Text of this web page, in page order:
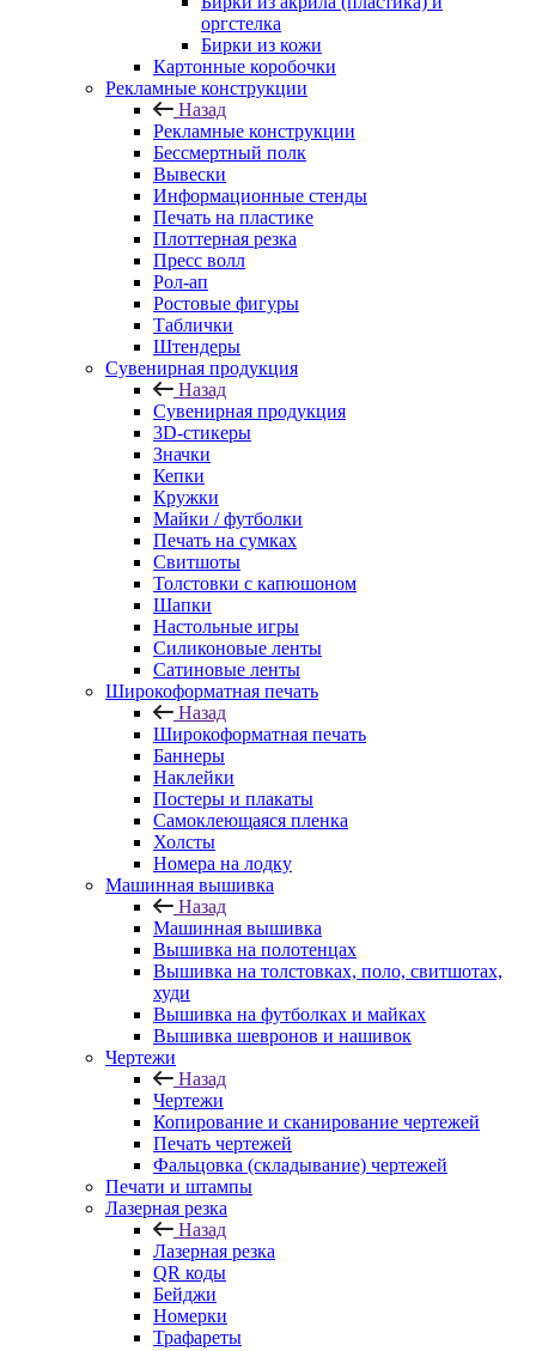
оргстелка
Бирки из кожи
Картонные коробочки
Рекламные конструкции
Назад
Рекламные конструкции
Бессмертный полк
Вывески
Информационные стенды
Печать на пластике
Плоттерная резка
Пресс волл
Рол-ап
Ростовые фигуры
Таблички
Штендеры
Сувенирная продукция
Назад
Сувенирная продукция
3D-стикеры
Значки
Кепки
Кружки
Майки / футболки
Печать на сумках
Свитшоты
Толстовки с капюшоном
Шапки
Настольные игры
Силиконовые ленты
Сатиновые ленты
Широкоформатная печать
Назад
Широкоформатная печать
Баннеры
Наклейки
Постеры и плакаты
Самоклеющаяся пленка
Холсты
Номера на лодку
Машинная вышивка
Назад
Машинная вышивка
Вышивка на полотенцах
Вышивка на толстовках, поло, свитшотах,
худи
Вышивка на футболках и майках
Вышивка шевронов и нашивок
Чертежи
Назад
Чертежи
Копирование и сканирование чертежей
Печать чертежей
Фальцовка (складывание) чертежей
Печати и штампы
Лазерная резка
Назад
Лазерная резка
QR коды
Бейджи
Номерки
Трафареты